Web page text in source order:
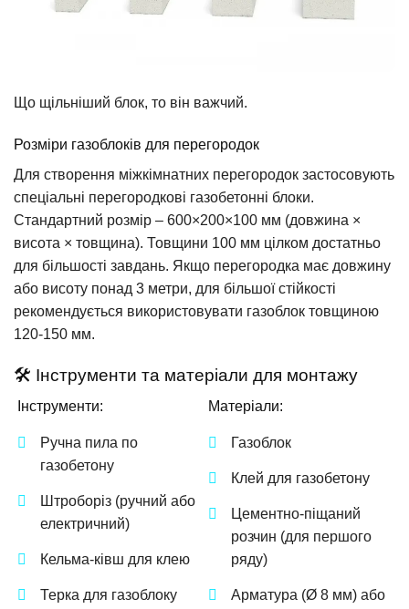
Що щільніший блок, то він важчий.
Розміри газоблоків для перегородок
Для створення міжкімнатних перегородок застосовують
спеціальні перегородкові газобетонні блоки.
Стандартний розмір – 600×200×100 мм (довжина ×
висота × товщина). Товщини 100 мм цілком достатньо
для більшості завдань. Якщо перегородка має довжину
або висоту понад 3 метри, для більшої стійкості
рекомендується використовувати газоблок товщиною
120-150 мм.
🛠️ Інструменти та матеріали для монтажу
Інструменти:
Ручна пила по
газобетону
Штроборіз (ручний або
електричний)
Кельма-ківш для клею
Терка для газоблоку
Матеріали:
Газоблок
Клей для газобетону
Цементно-піщаний
розчин (для першого
ряду)
Арматура (Ø 8 мм) або